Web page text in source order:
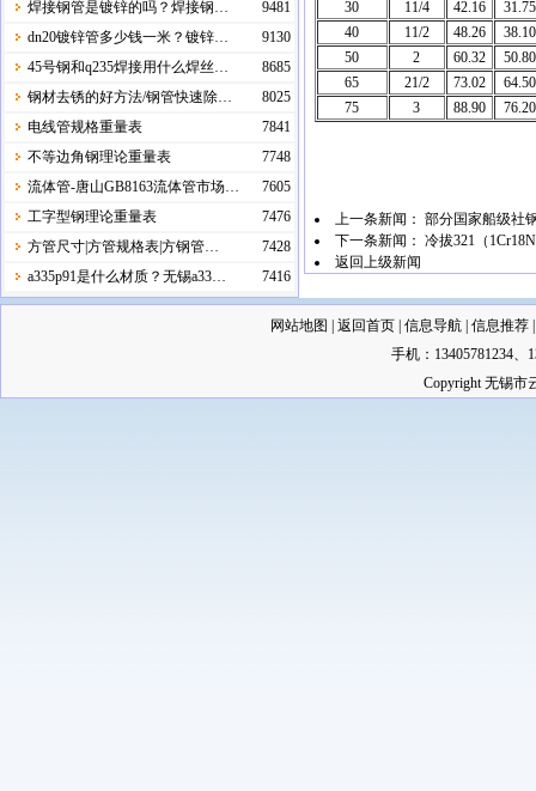
焊接钢管是镀锌的吗？焊接钢…
9481
dn20镀锌管多少钱一米？镀锌…
9130
45号钢和q235焊接用什么焊丝…
8685
钢材去锈的好方法/钢管快速除…
8025
电线管规格重量表
7841
不等边角钢理论重量表
7748
流体管-唐山GB8163流体管市场…
7605
工字型钢理论重量表
7476
方管尺寸|方管规格表|方钢管…
7428
a335p91是什么材质？无锡a33…
7416
30
11/4 42.16
31.75
40
11/2 48.26
38.10
50
2 60.32
50.80
65
21/2 73.02
64.50
75
3 88.90 76.20
上一条新闻： 部分国家船级社
下一条新闻： 冷拔321（
返回上级新闻
网站地图 返回首页 信息导航 信息推荐
手机：13405781234
Copyright 无锡